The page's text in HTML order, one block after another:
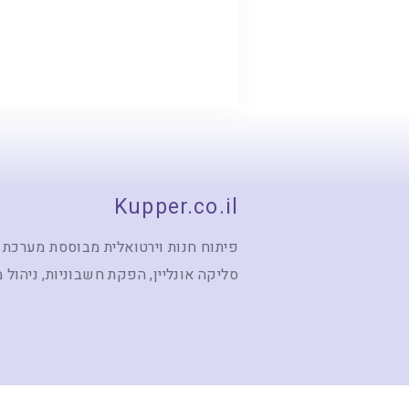
Kupper.co.il
פיתוח חנות וירטואלית מבוססת
סליקה אונליין, הפקת חשבוניות,